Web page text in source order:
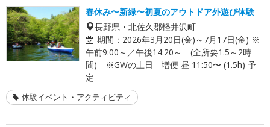
春休み〜新緑〜初夏のアウトドア外遊び体験
長野県・北佐久郡軽井沢町
期間： 2026年3月20日(金)～7月17日(金) ※
午前9:00～／午後14:20～ (全所要1.5～2時
間) ※GWの土日 増便 昼 11:50〜 (1.5h) 予
定
体験イベント・アクティビティ